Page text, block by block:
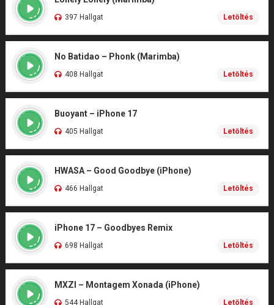
397 Hallgat Letöltés
No Batidao – Phonk (Marimba)
408 Hallgat Letöltés
Buoyant – iPhone 17
405 Hallgat Letöltés
HWASA – Good Goodbye (iPhone)
466 Hallgat Letöltés
iPhone 17 – Goodbyes Remix
698 Hallgat Letöltés
MXZI – Montagem Xonada (iPhone)
544 Hallgat Letöltés